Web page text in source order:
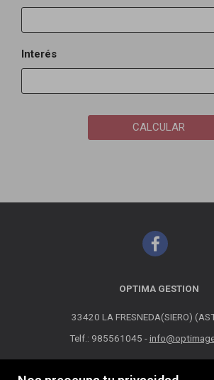
Interés
CALCULAR
OPTIMA GESTION
33420 LA FRESNEDA(SIERO)
Telf.: 985561045 -